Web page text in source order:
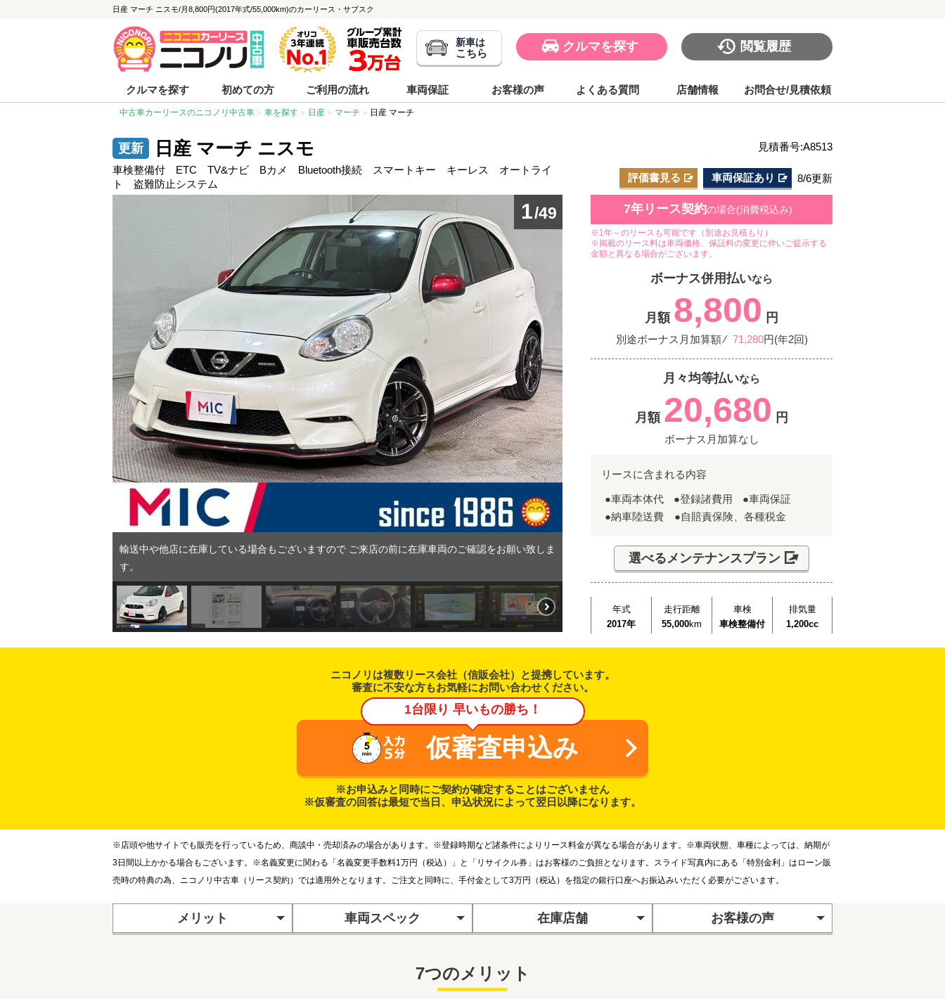
日産 マーチ ニスモ/月8,800円(2017年式/55,000km)のカーリース・サブスク
新車は
こちら クルマを探す 閲覧履歴
クルマを探す 初めての方 ご利用の流れ 車両保証 お客様の声 よくある質問 店舗情報 お問合せ/見積依頼
中古車カーリースのニコノリ中古車 車を探す 日産 マーチ 日産 マーチ
日産 マーチ ニスモ
見積番号:A8513
車検整備付 ETC TV&ナビ Bカメ Bluetooth接続 スマートキー キーレス オートライ
ト 盗難防止システム
評価書見る 車両保証あり 8/6更新
1/49
輸送中や他店に在庫している場合もございますので ご来店の前に在庫車両のご確認をお願い致しま
す。
7年リース契約の場合(消費税込み)
※1年～のリースも可能です（別途お見積もり）
※掲載のリース料は車両価格、保証料の変更に伴いご提示する
金額と異なる場合がございます。
ボーナス併用払いなら
月額 8,800 円
別途ボーナス月加算額 ⁄ 71,280円(年2回)
月々均等払いなら
月額 20,680 円
ボーナス月加算なし
リースに含まれる内容
●車両本体代 ●登録諸費用
●車両保証
●納車陸送費 ●自賠責保険、各種税金
選べるメンテナンスプラン
年式
2017年
走行距離
55,000km
車検
車検整備付
排気量
1,200cc
ニコノリは複数リース会社（信販会社）と提携しています。
審査に不安な方もお気軽にお問い合わせください。
1台限り 早いもの勝ち！
仮審査申込み
※お申込みと同時にご契約が確定することはございません
※仮審査の回答は最短で当日、申込状況によって翌日以降になります。
※店頭や他サイトでも販売を行っているため、商談中・売却済みの場合があります。※登録時期など諸条件によりリース料金が異なる場合があります。※車両状態、車種によっては、納期が
3日間以上かかる場合もございます。※名義変更に関わる「名義変更手数料1万円（税込）」と「リサイクル券」はお客様のご負担となります。スライド写真内にある「特別金利」はローン販
売時の特典の為、ニコノリ中古車（リース契約）では適用外となります。ご注文と同時に、手付金として3万円（税込）を指定の銀行口座へお振込みいただく必要がございます。
メリット 車両スペック 在庫店舗 お客様の声
7つのメリット